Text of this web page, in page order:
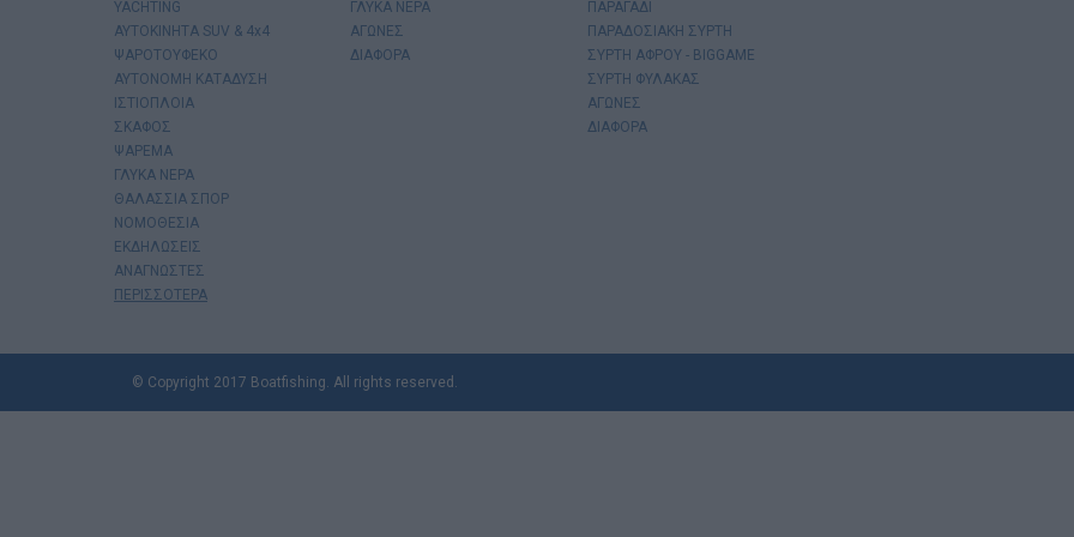
YACHTING
AYTOKINHTA SUV & 4x4
ΨΑΡΟΤΟΥΦΕΚΟ
ΑΥΤΟΝΟΜΗ ΚΑΤΑΔΥΣΗ
ΙΣΤΙΟΠΛΟΙΑ
ΣΚΑΦΟΣ
ΨΑΡΕΜΑ
ΓΛΥΚΑ ΝΕΡΑ
ΘΑΛΑΣΣΙΑ ΣΠΟΡ
ΝΟΜΟΘΕΣΙΑ
ΕΚΔΗΛΩΣΕΙΣ
ΑΝΑΓΝΩΣΤΕΣ
ΠΕΡΙΣΣΟΤΕΡΑ
ΓΛΥΚΑ ΝΕΡΑ
ΑΓΩΝΕΣ
ΔΙΑΦΟΡΑ
ΠΑΡΑΓΑΔΙ
ΠΑΡΑΔΟΣΙΑΚΗ ΣΥΡΤΗ
ΣΥΡΤΗ ΑΦΡΟΥ - BIGGAME
ΣΥΡΤΗ ΦΥΛΑΚΑΣ
ΑΓΩΝΕΣ
ΔΙΑΦΟΡΑ
© Copyright 2017 Boatfishing. All rights reserved.